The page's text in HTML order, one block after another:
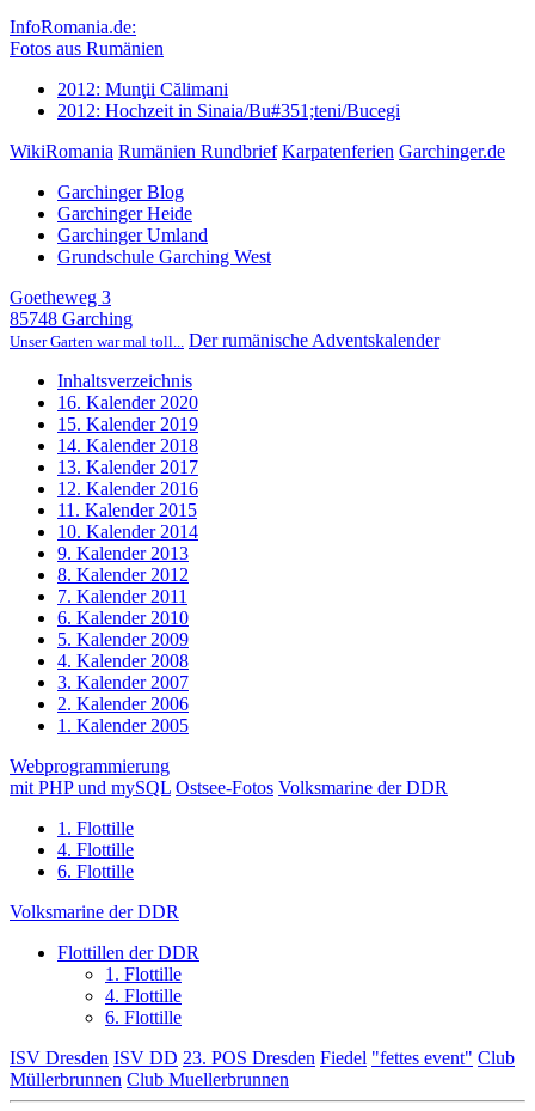
InfoRomania.de:
Fotos aus Rumänien
2012: Munţii Călimani
2012: Hochzeit in Sinaia/Bu#351;teni/Bucegi
WikiRomania Rumänien Rundbrief Karpatenferien Garchinger.de
Garchinger Blog
Garchinger Heide
Garchinger Umland
Grundschule Garching West
Goetheweg 3
85748 Garching
Unser Garten war mal toll... Der rumänische Adventskalender
Inhaltsverzeichnis
16. Kalender 2020
15. Kalender 2019
14. Kalender 2018
13. Kalender 2017
12. Kalender 2016
11. Kalender 2015
10. Kalender 2014
9. Kalender 2013
8. Kalender 2012
7. Kalender 2011
6. Kalender 2010
5. Kalender 2009
4. Kalender 2008
3. Kalender 2007
2. Kalender 2006
1. Kalender 2005
Webprogrammierung
mit PHP und mySQL Ostsee-Fotos Volksmarine der DDR
1. Flottille
4. Flottille
6. Flottille
Volksmarine der DDR
Flottillen der DDR
1. Flottille
4. Flottille
6. Flottille
ISV Dresden ISV DD 23. POS Dresden Fiedel "fettes event" Club
Müllerbrunnen Club Muellerbrunnen